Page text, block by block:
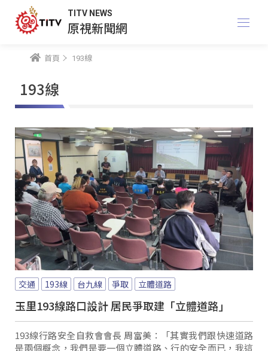
TITV NEWS
原視新聞網
首頁 193線
193線
交通 193線 台九線 爭取 立體道路
玉里193線路口設計 居民爭取建「立體道路」
193線行路安全自救會會長 周富美：「其實我們跟快速道路
是兩個概念，我們是要一個立體道路、行的安全而已，我這